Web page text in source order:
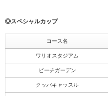
◎スペシャルカップ
コース名
ワリオスタジアム
ピーチガーデン
クッパキャッスル